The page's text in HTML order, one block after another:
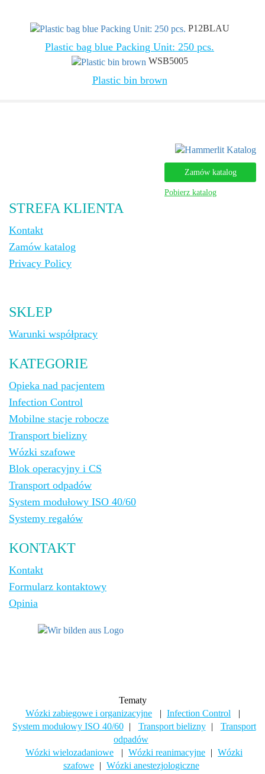
P12BLAU
Plastic bag blue Packing Unit: 250 pcs.
WSB5005
Plastic bin brown
Zamów katalog
Pobierz katalog
STREFA KLIENTA
Kontakt
Zamów katalog
Privacy Policy
SKLEP
Warunki współpracy
KATEGORIE
Opieka nad pacjentem
Infection Control
Mobilne stacje robocze
Transport bielizny
Wózki szafowe
Blok operacyjny i CS
Transport odpadów
System modułowy ISO 40/60
Systemy regałów
KONTAKT
Kontakt
Formularz kontaktowy
Opinia
Tematy
Wózki zabiegowe i organizacyjne
| Infection Control
|
System modułowy ISO 40/60
| Transport bielizny |
Transport
odpadów
Wózki wielozadaniowe
| Wózki reanimacyjne | Wózki
szafowe
| Wózki anestezjologiczne